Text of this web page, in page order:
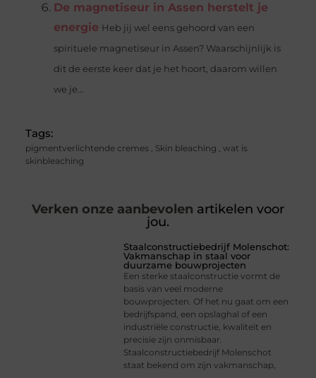
De magnetiseur in Assen herstelt je
energie Heb jij wel eens gehoord van een
spirituele magnetiseur in Assen? Waarschijnlijk is
dit de eerste keer dat je het hoort, daarom willen
we je...
Tags:
pigmentverlichtende cremes, Skin bleaching , wat is
skinbleaching
Verken onze aanbevolen artikelen voor
jou.
Staalconstructiebedrijf Molenschot:
Vakmanschap in staal voor
duurzame bouwprojecten
Een sterke staalconstructie vormt de
basis van veel moderne
bouwprojecten. Of het nu gaat om een
bedrijfspand, een opslaghal of een
industriële constructie, kwaliteit en
precisie zijn onmisbaar.
Staalconstructiebedrijf Molenschot
staat bekend om zijn vakmanschap,